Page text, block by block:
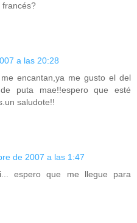
francés?
a las 20:28
encantan,ya me gusto el del
puta mae!!espero que esté
saludote!!
de 2007 a las 1:47
espero que me llegue para